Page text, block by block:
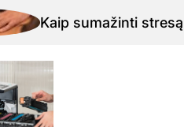
sumažinti stresą su